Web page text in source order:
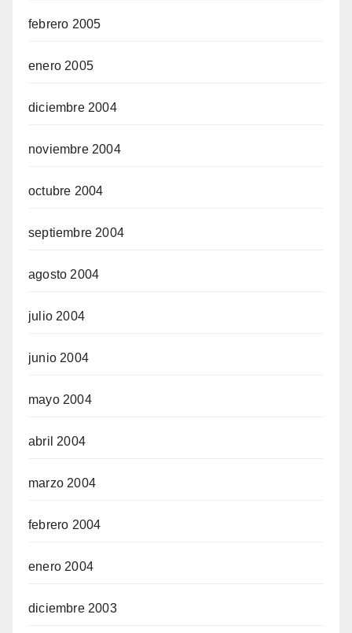
febrero 2005
enero 2005
diciembre 2004
noviembre 2004
octubre 2004
septiembre 2004
agosto 2004
julio 2004
junio 2004
mayo 2004
abril 2004
marzo 2004
febrero 2004
enero 2004
diciembre 2003